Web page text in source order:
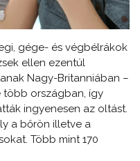
gége- és végbélrákok
ellen ezentúl
Nagy-Britanniában –
több országban, így
ingyenesen az oltást.
a bőrön illetve a
Több mint 170